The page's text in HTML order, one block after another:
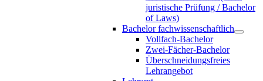
juristische Prüfung / Bachelor
of Laws)
Bachelor fachwissenschaftlich
Vollfach-Bachelor
Zwei-Fächer-Bachelor
Überschneidungsfreies
Lehrangebot